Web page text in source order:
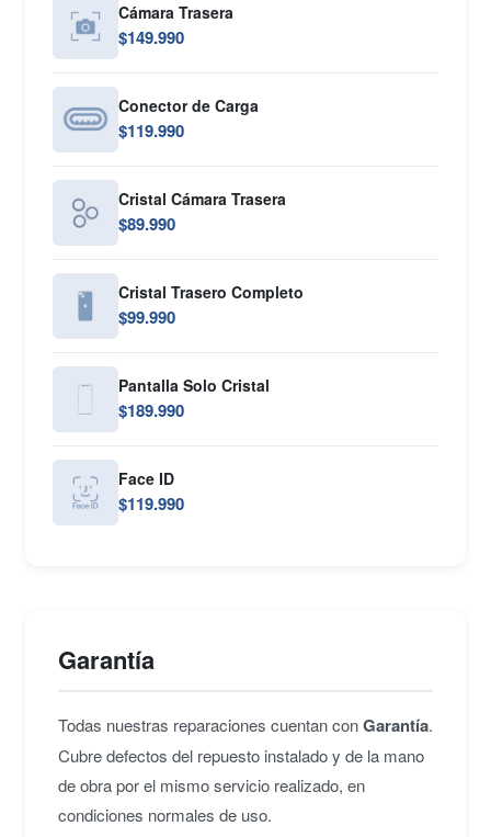
Cámara Trasera
$149.990
Conector de Carga
$119.990
Cristal Cámara Trasera
$89.990
Cristal Trasero Completo
$99.990
Pantalla Solo Cristal
$189.990
Face ID
$119.990
Garantía
Todas nuestras reparaciones cuentan conGarantía.
Cubre defectos del repuesto instalado y de la mano
de obra por el mismo servicio realizado, en
condiciones normales de uso.